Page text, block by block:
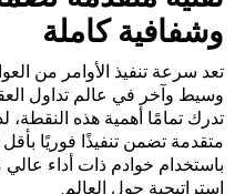
وشفافية كاملة
تعد سرعة تنفيذ الأوامر من
تدرك تمامًا أهمية هذه النقطة،
متقدمة تضمن تنفيذًا فوريًا
باستخدام خوادم ذات أداء
استراتيجية حول العالم.